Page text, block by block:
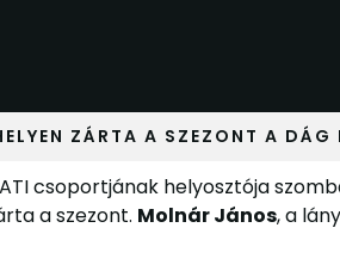
ZÁRTA A SZEZONT A
csoportjának helyosztója
a szezont. Molnár János, a